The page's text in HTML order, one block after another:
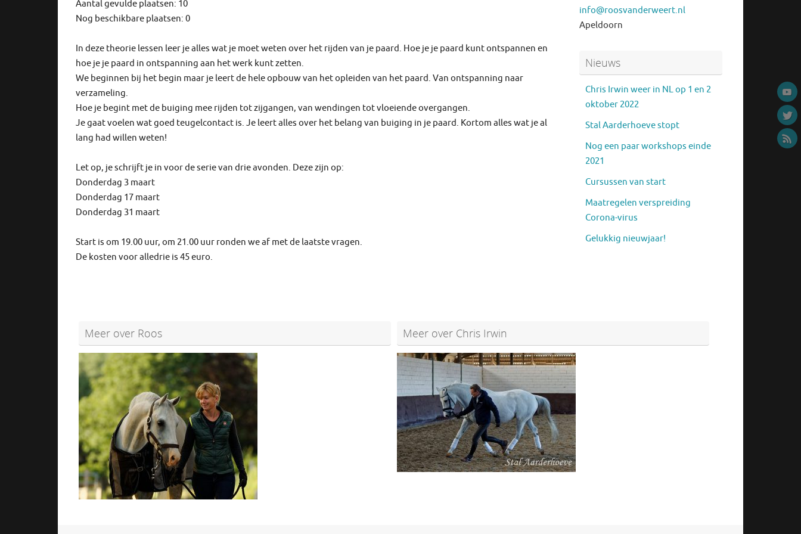
Aantal gevulde plaatsen: 10
Nog beschikbare plaatsen: 0
In deze theorie lessen leer je alles wat je moet weten over het rijden van je paard. Hoe je je paard kunt ontspannen en
hoe je je paard in ontspanning aan het werk kunt zetten.
We beginnen bij het begin maar je leert de hele opbouw van het opleiden van het paard. Van ontspanning naar
verzameling.
Hoe je begint met de buiging mee rijden tot zijgangen, van wendingen tot vloeiende overgangen.
Je gaat voelen wat goed teugelcontact is. Je leert alles over het belang van buiging in je paard. Kortom alles wat je al
lang had willen weten!
Let op, je schrijft je in voor de serie van drie avonden. Deze zijn op:
Donderdag 3 maart
Donderdag 17 maart
Donderdag 31 maart
Start is om 19.00 uur, om 21.00 uur ronden we af met de laatste vragen.
De kosten voor alledrie is 45 euro.
info@roosvanderweert.nl
Apeldoorn
Nieuws
Chris Irwin weer in NL op 1 en 2
oktober 2022
Stal Aarderhoeve stopt
Nog een paar workshops einde
2021
Cursussen van start
Maatregelen verspreiding
Corona-virus
Gelukkig nieuwjaar!
Meer over Roos Meer over Chris Irwin